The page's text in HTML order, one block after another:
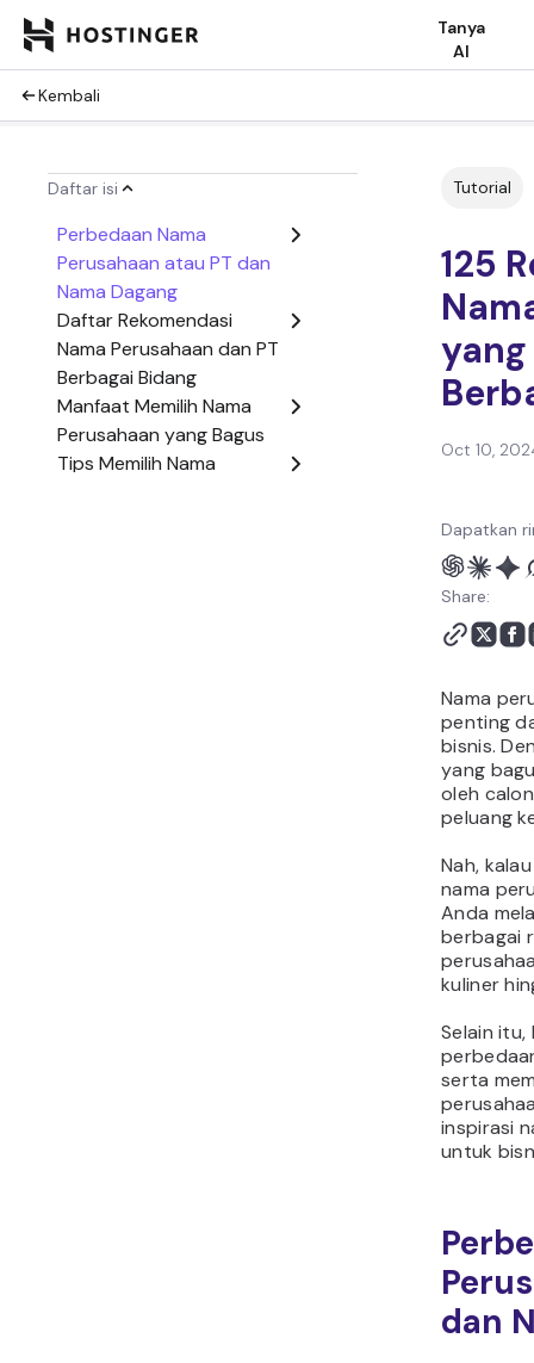
Tanya
AI
Kembali
Daftar isi
Perbedaan Nama
Perusahaan atau PT dan
Nama Dagang
Daftar Rekomendasi
Nama Perusahaan dan PT
Berbagai Bidang
Manfaat Memilih Nama
Perusahaan yang Bagus
Tips Memilih Nama
Tutorial
125
Oct 10,
Dapatkan
Share:
Nama
penting
bisnis.
yang
oleh
peluang
Nah,
nama
Anda
berbagai
kuliner
Selain itu,
serta
inspirasi
untuk
dan